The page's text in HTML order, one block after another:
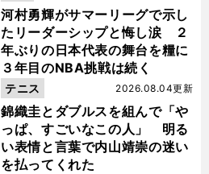
河村勇輝がサマーリーグで示し
たリーダーシップと悔し涙 ２
年ぶりの日本代表の舞台を糧に
３年目のNBA挑戦は続く
錦織圭とダブルスを組んで「や
っぱ、すごいなこの人」 明る
い表情と言葉で内山靖崇の迷い
を払ってくれた
2026.08.04更新
テニス